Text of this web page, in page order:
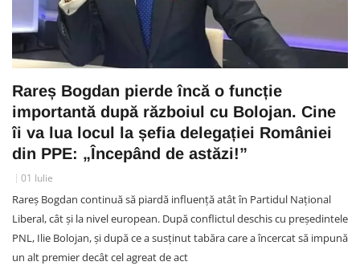
Rareș Bogdan pierde încă o funcție
importantă după războiul cu Bolojan. Cine
îi va lua locul la șefia delegației României
din PPE: „Începând de astăzi!”
01 Iulie
Rareș Bogdan continuă să piardă influență atât în Partidul Național
Liberal, cât și la nivel european. După conflictul deschis cu președintele
PNL, Ilie Bolojan, și după ce a susținut tabăra care a încercat să impună
un alt premier decât cel agreat de act